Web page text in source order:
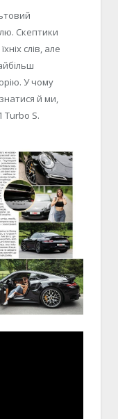
Скептики
слів, але
У чому
й ми,
Turbo S.